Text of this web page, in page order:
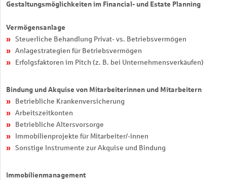
Gestaltungsmöglichkeiten im Financial- und Estate Planning
Vermögensanlage
Steuerliche Behandlung Privat- vs. Betriebsvermögen
Anlagestrategien für Betriebsvermögen
Erfolgsfaktoren im Pitch (z. B. bei Unternehmensverkäufen)
Bindung und Akquise von Mitarbeiterinnen und Mitarbeitern
Betriebliche Krankenversicherung
Arbeitszeitkonten
Betriebliche Altersvorsorge
Immobilienprojekte für Mitarbeiter/-innen
Sonstige Instrumente zur Akquise und Bindung
Immobilienmanagement